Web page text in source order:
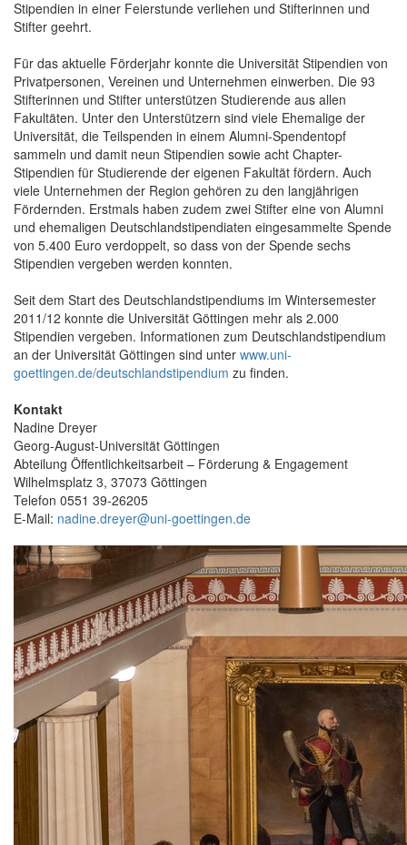
Stipendien in einer Feierstunde verliehen und Stifterinnen und
Stifter geehrt.
Für das aktuelle Förderjahr konnte die Universität Stipendien von
Privatpersonen, Vereinen und Unternehmen einwerben. Die 93
Stifterinnen und Stifter unterstützen Studierende aus allen
Fakultäten. Unter den Unterstützern sind viele Ehemalige der
Universität, die Teilspenden in einem Alumni-Spendentopf
sammeln und damit neun Stipendien sowie acht Chapter-
Stipendien für Studierende der eigenen Fakultät fördern. Auch
viele Unternehmen der Region gehören zu den langjährigen
Fördernden. Erstmals haben zudem zwei Stifter eine von Alumni
und ehemaligen Deutschlandstipendiaten eingesammelte Spende
von 5.400 Euro verdoppelt, so dass von der Spende sechs
Stipendien vergeben werden konnten.
Seit dem Start des Deutschlandstipendiums im Wintersemester
2011/12 konnte die Universität Göttingen mehr als 2.000
Stipendien vergeben. Informationen zum Deutschlandstipendium
an der Universität Göttingen sind unter www.uni-
goettingen.de/deutschlandstipendium zu finden.
Kontakt
Nadine Dreyer
Georg-August-Universität Göttingen
Abteilung Öffentlichkeitsarbeit – Förderung & Engagement
Wilhelmsplatz 3, 37073 Göttingen
Telefon 0551 39-26205
E-Mail: nadine.dreyer@uni-goettingen.de